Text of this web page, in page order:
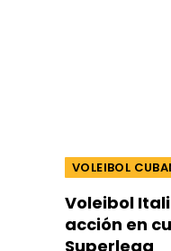
VOLEIBOL
Voleibol
acción en
Superlega